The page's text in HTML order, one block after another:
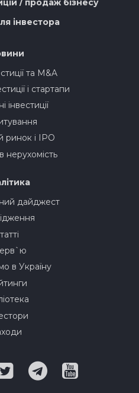
інвестора
та M&A
і стартапи
інвестиції
ринок і IPO
в нерухомість
дайджест
в Україну